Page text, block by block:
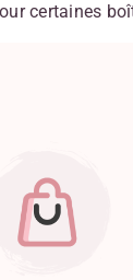
certaines